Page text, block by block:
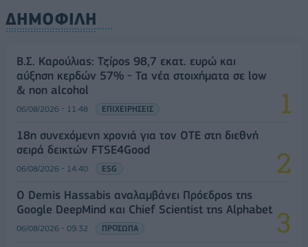
ΔΗΜΟΦΙΛΗ
Β.Σ. Καρούλιας: Τζίρος 98,7 εκατ. ευρώ και
αύξηση κερδών 57% - Τα νέα στοιχήματα σε low
& non alcohol
06/08/2026 - 11:48 ΕΠΙΧΕΙΡΗΣΕΙΣ
18η συνεχόμενη χρονιά για τον ΟΤΕ στη διεθνή
σειρά δεικτών FTSE4Good
06/08/2026 - 14:40 ESG
Ο Demis Hassabis αναλαμβάνει Πρόεδρος της
Google DeepMind και Chief Scientist της Alphabet
06/08/2026 - 09:32 ΠΡΟΣΩΠΑ